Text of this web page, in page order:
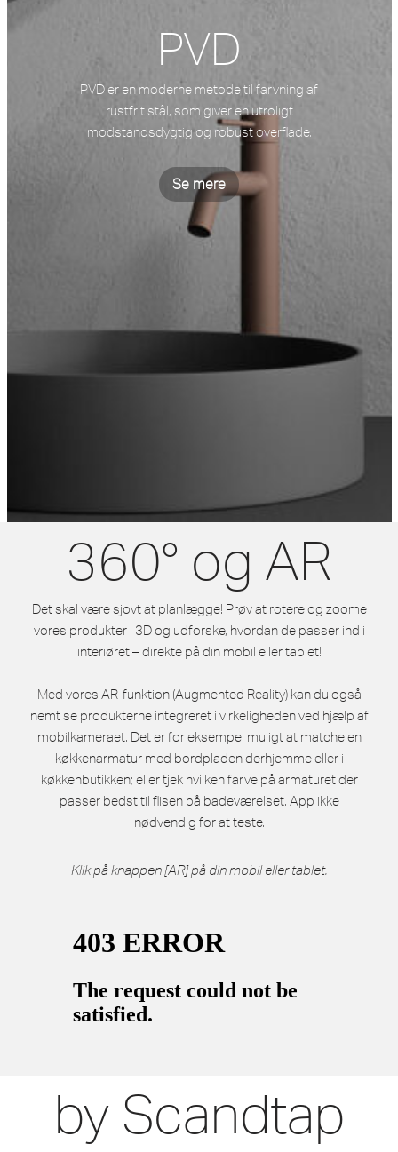
PVD
PVD er en moderne metode til farvning af
rustfrit stål, som giver en utroligt
modstandsdygtig og robust overflade.
Se mere
360° og AR
Det skal være sjovt at planlægge! Prøv at rotere og zoome
vores produkter i 3D og udforske, hvordan de passer ind i
interiøret – direkte på din mobil eller tablet!
Med vores AR-funktion (Augmented Reality) kan du også
nemt se produkterne integreret i virkeligheden ved hjælp af
mobilkameraet. Det er for eksempel muligt at matche en
køkkenarmatur med bordpladen derhjemme eller i
køkkenbutikken; eller tjek hvilken farve på armaturet der
passer bedst til flisen på badeværelset. App ikke
nødvendig for at teste.
Klik på knappen [AR] på din mobil eller tablet.
by Scandtap